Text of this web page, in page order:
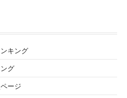
キング
グ
ージ